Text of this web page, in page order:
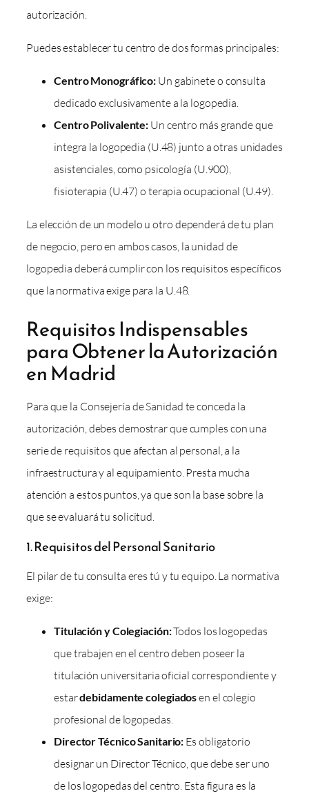
autorización.
Puedes establecer tu centro de dos formas principales:
Centro Monográfico: Un gabinete o consulta
dedicado exclusivamente a la logopedia.
Centro Polivalente: Un centro más grande que
integra la logopedia (U.48) junto a otras unidades
asistenciales, como psicología (U.900),
fisioterapia (U.47) o terapia ocupacional (U.49).
La elección de un modelo u otro dependerá de tu plan
de negocio, pero en ambos casos, la unidad de
logopedia deberá cumplir con los requisitos específicos
que la normativa exige para la U.48.
Requisitos Indispensables
para Obtener la Autorización
en Madrid
Para que la Consejería de Sanidad te conceda la
autorización, debes demostrar que cumples con una
serie de requisitos que afectan al personal, a la
infraestructura y al equipamiento. Presta mucha
atención a estos puntos, ya que son la base sobre la
que se evaluará tu solicitud.
1. Requisitos del Personal Sanitario
El pilar de tu consulta eres tú y tu equipo. La normativa
exige:
Titulación y Colegiación:Todos los logopedas
que trabajen en el centro deben poseer la
titulación universitaria oficial correspondiente y
estardebidamente colegiadosen el colegio
profesional de logopedas.
Director Técnico Sanitario: Es obligatorio
designar un Director Técnico, que debe ser uno
de los logopedas del centro. Esta figura es la